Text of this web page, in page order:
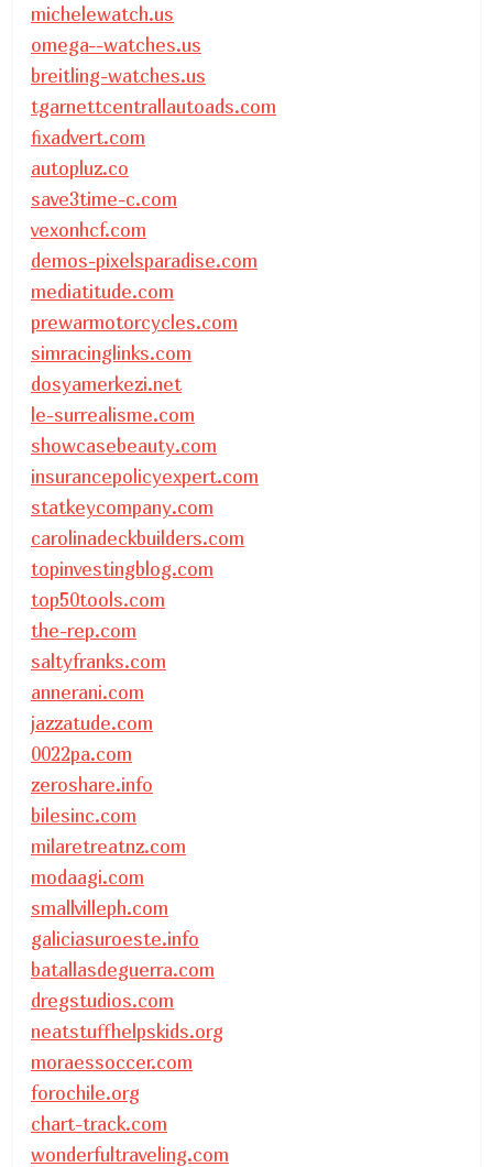
michelewatch.us
omega--watches.us
breitling-watches.us
tgarnettcentrallautoads.com
fixadvert.com
autopluz.co
save3time-c.com
vexonhcf.com
demos-pixelsparadise.com
mediatitude.com
prewarmotorcycles.com
simracinglinks.com
dosyamerkezi.net
le-surrealisme.com
showcasebeauty.com
insurancepolicyexpert.com
statkeycompany.com
carolinadeckbuilders.com
topinvestingblog.com
top50tools.com
the-rep.com
saltyfranks.com
annerani.com
jazzatude.com
0022pa.com
zeroshare.info
bilesinc.com
milaretreatnz.com
modaagi.com
smallvilleph.com
galiciasuroeste.info
batallasdeguerra.com
dregstudios.com
neatstuffhelpskids.org
moraessoccer.com
forochile.org
chart-track.com
wonderfultraveling.com